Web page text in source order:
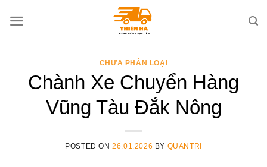
CHƯA PHÂN LOẠI
Chành Xe Chuyển Hàng
Vũng Tàu Đắk Nông
POSTED ON26.01.2026 BY QUANTRI